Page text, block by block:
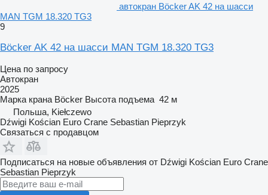
автокран Böcker AK 42 на шасси
MAN TGM 18.320 TG3
9
Böcker AK 42 на шасси MAN TGM 18.320 TG3
Цена по запросу
Автокран
2025
Марка крана Böcker Высота подъема 42 м
Польша, Kiełczewo
Dźwigi Kościan Euro Crane Sebastian Pieprzyk
Связаться с продавцом
Подписаться на новые объявления от Dźwigi Kościan Euro Crane
Sebastian Pieprzyk